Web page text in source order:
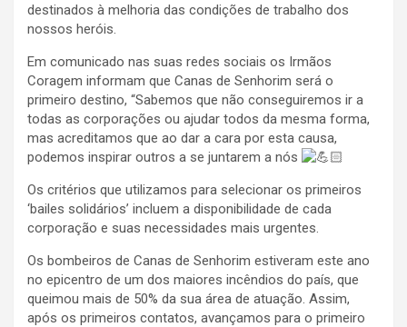
destinados à melhoria das condições de trabalho dos
nossos heróis.
Em comunicado nas suas redes sociais os Irmãos
Coragem informam que Canas de Senhorim será o
primeiro destino, “Sabemos que não conseguiremos ir a
todas as corporações ou ajudar todos da mesma forma,
mas acreditamos que ao dar a cara por esta causa,
podemos inspirar outros a se juntarem a nós
Os critérios que utilizamos para selecionar os primeiros
‘bailes solidários’ incluem a disponibilidade de cada
corporação e suas necessidades mais urgentes.
Os bombeiros de Canas de Senhorim estiveram este ano
no epicentro de um dos maiores incêndios do país, que
queimou mais de 50% da sua área de atuação. Assim,
após os primeiros contatos, avançamos para o primeiro